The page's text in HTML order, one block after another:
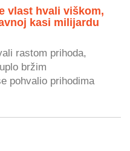
vlast hvali viškom,
kasi milijardu
rastom prihoda,
bržim
pohvalio prihodima